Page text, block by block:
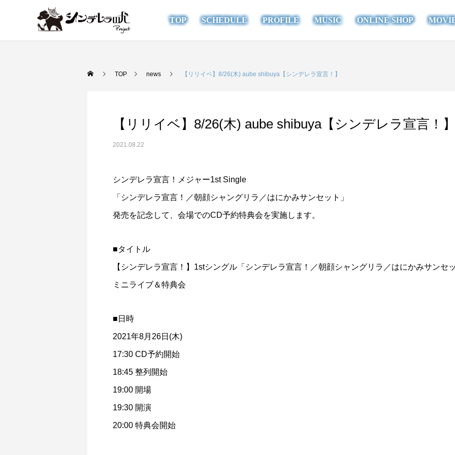
TOP SCHEDULE PROFILE MUSIC ONLINE SHOP
TOP news 【リリイベ】8/26(木) aube shibuya【シンデレラ宣言！】
【リリイベ】8/26(木) aube shibuya【シンデレラ宣言！
2021.08.22
シンデレラ宣言！メジャー1st Single
「シンデレラ宣言！／朝顔シャングリラ／はにかみサンセット」
発売を記念して、会場でのCD予約特典会を実施します。
■タイトル
【シンデレラ宣言！】1stシングル「シンデレラ宣言！／朝顔シャングリラ／はにかみサンセ
ミニライブ＆特典会
■日時
2021年8月26日(木)
17:30 CD予約開始
18:45 整列開始
19:00 開場
19:30 開演
20:00 特典会開始